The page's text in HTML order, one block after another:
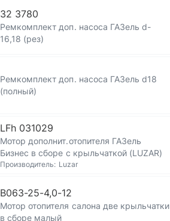
32 3780
Ремкомплект доп. насоса ГАЗель d-
16,18 (рез)
Ремкомплект доп. насоса ГАЗель d18
(полный)
LFh 031029
Мотор дополнит.отопителя ГАЗель
Бизнес в сборе с крыльчаткой (LUZAR)
Производитель: Luzar
В063-25-4,0-12
Мотор отопителя салона две крыльчатки
в сборе малый